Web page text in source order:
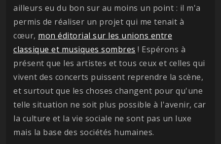
ailleurs eu du bon sur au moins un point : il m'a
permis de réaliser un projet qui me tenait à
cœur, mon éditorial sur les unions entre
classique et musiques sombres ! Espérons à
présent que les artistes et tous ceux et celles qui
vivent des concerts puissent reprendre la scène,
et surtout que les choses changent pour qu'une
telle situation ne soit plus possible à l'avenir, car
la culture et la vie sociale ne sont pas un luxe
mais la base des sociétés humaines.